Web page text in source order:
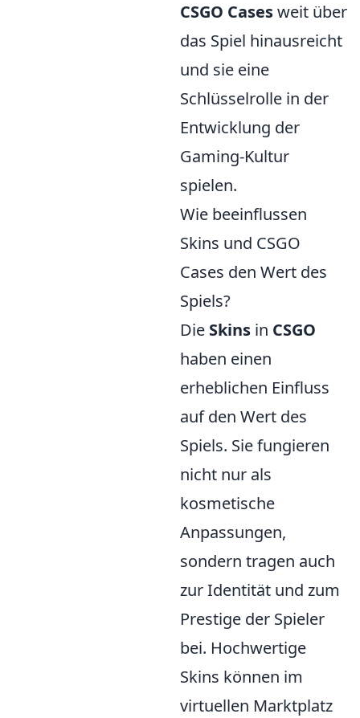
CSGO Casesweit über
das Spiel hinausreicht
und sie eine
Schlüsselrolle in der
Entwicklung der
Gaming-Kultur
spielen.
Wie beeinflussen
Skins und CSGO
Cases den Wert des
Spiels?
Die Skins in CSGO
haben einen
erheblichen Einfluss
auf den Wert des
Spiels. Sie fungieren
nicht nur als
kosmetische
Anpassungen,
sondern tragen auch
zur Identität und zum
Prestige der Spieler
bei. Hochwertige
Skins können im
virtuellen Marktplatz